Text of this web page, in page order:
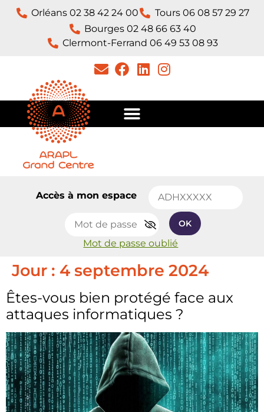
Orléans 02 38 42 24 00
Tours 06 08 57 29 27
Bourges 02 48 66 63 40
Clermont-Ferrand 06 49 53 08 93​
Accès à mon espace
OK
Mot de passe oublié
Jour : 4 septembre 2024
Êtes-vous bien protégé face aux
attaques informatiques ?